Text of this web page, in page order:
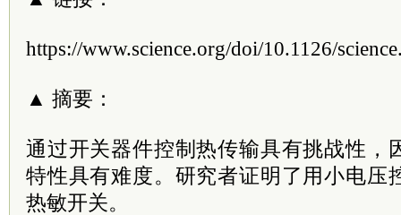
https://www.science.org/doi/10.1126/
▲ 摘要：
通过开关器件控制热传输具有挑战性，
特性具有难度。研究者证明了用小电压
热敏开关。